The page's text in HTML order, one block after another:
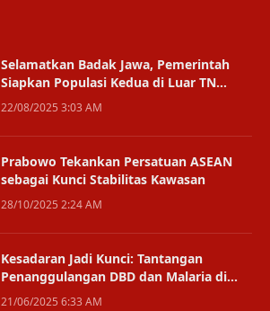
Selamatkan Badak Jawa, Pemerintah
Siapkan Populasi Kedua di Luar TN
Ujung Kulon
22/08/2025 3:03 AM
Prabowo Tekankan Persatuan ASEAN
sebagai Kunci Stabilitas Kawasan
28/10/2025 2:24 AM
Kesadaran Jadi Kunci: Tantangan
Penanggulangan DBD dan Malaria di
PPU Tak Cuma Soal Geografi
21/06/2025 6:33 AM